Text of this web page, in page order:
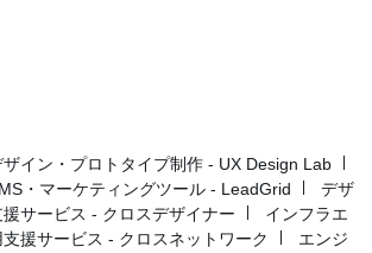
ザイン・プロトタイプ制作 - UX Design Lab
・マーケティングツール - LeadGrid
デザ
サービス - クロスデザイナー
インフラエ
援サービス - クロスネットワーク
エンジ